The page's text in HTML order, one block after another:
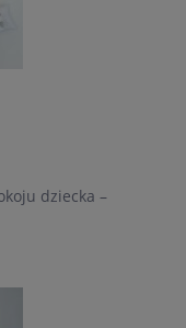
dziecka –